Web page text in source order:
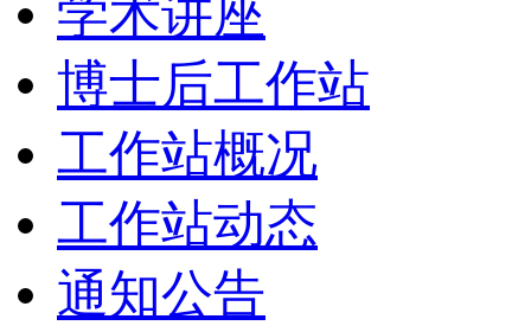
学术讲座
博士后工作站
工作站概况
工作站动态
通知公告